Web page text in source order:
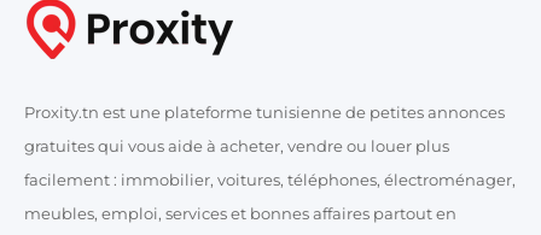
Proxity.tn est une plateforme tunisienne de petites annonces
gratuites qui vous aide à acheter, vendre ou louer plus
facilement : immobilier, voitures, téléphones, électroménager,
meubles, emploi, services et bonnes affaires partout en